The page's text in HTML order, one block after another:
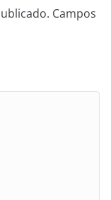
Campos